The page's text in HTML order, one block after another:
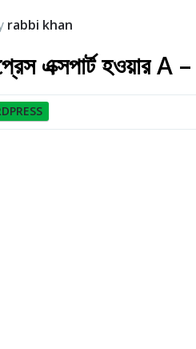
rabbi khan
এক্সপার্ট হওয়ার A